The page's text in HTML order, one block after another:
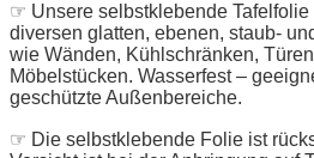
☞ Unsere selbstklebende Tafelfolie
diversen glatten, ebenen, staub-
wie Wänden, Kühlschränken,
Möbelstücken. Wasserfest –
geschützte Außenbereiche.
☞ Die selbstklebende Folie ist